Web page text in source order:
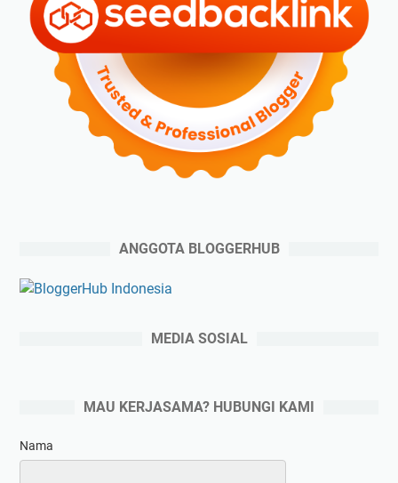
ANGGOTA BLOGGERHUB
MEDIA SOSIAL
MAU KERJASAMA? HUBUNGI KAMI
Nama